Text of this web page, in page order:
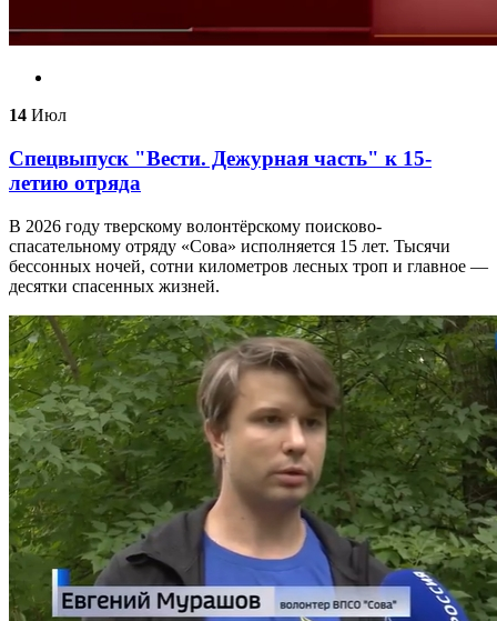
14 Июл
Спецвыпуск "Вести. Дежурная часть" к 15-
летию отряда
В 2026 году тверскому волонтёрскому поисково-
спасательному отряду «Сова» исполняется 15 лет. Тысячи
бессонных ночей, сотни километров лесных троп и главное —
десятки спасенных жизней.